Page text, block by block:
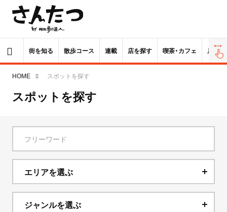
街を知る 散歩コース 連載 店を探す 喫茶・カフェ 居酒屋
HOME スポットを探す
スポットを探す
エリアを選ぶ
北海道
ジャンルを選ぶ